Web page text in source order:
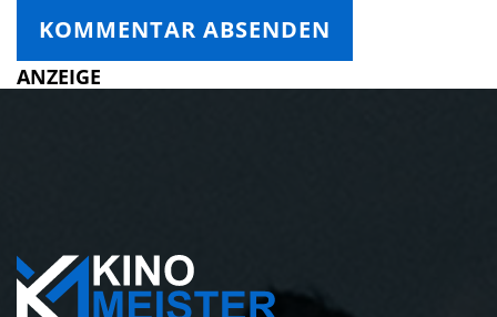
ANZEIGE